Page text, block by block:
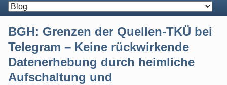
BGH: Grenzen der Quellen-TKÜ bei
Telegram – Keine rückwirkende
Datenerhebung durch heimliche
Aufschaltung und